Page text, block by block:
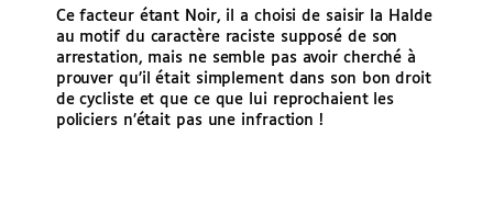
Ce facteur étant Noir, il a choisi de saisir la Halde
au motif du caractère raciste supposé de son
arrestation, mais ne semble pas avoir cherché à
prouver qu’il était simplement dans son bon droit
de cycliste et que ce que lui reprochaient les
policiers n’était pas une infraction !